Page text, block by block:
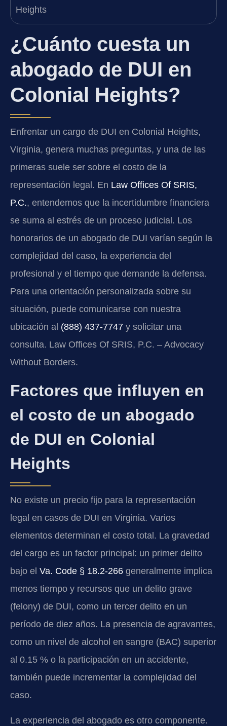
¿Cuánto cuesta un
abogado de DUI en
Colonial Heights?
Enfrentar un cargo de DUI en Colonial Heights,
Virginia, genera muchas preguntas, y una de las
primeras suele ser sobre el costo de la
representación legal. En Law Offices Of SRIS,
P.C., entendemos que la incertidumbre financiera
se suma al estrés de un proceso judicial. Los
honorarios de un abogado de DUI varían según la
complejidad del caso, la experiencia del
profesional y el tiempo que demande la defensa.
Para una orientación personalizada sobre su
situación, puede comunicarse con nuestra
ubicación al (888) 437-7747 y solicitar una
consulta. Law Offices Of SRIS, P.C. – Advocacy
Without Borders.
Factores que influyen en
el costo de un abogado
de DUI en Colonial
Heights
No existe un precio fijo para la representación
legal en casos de DUI en Virginia. Varios
elementos determinan el costo total. La gravedad
del cargo es un factor principal: un primer delito
bajo el Va. Code § 18.2-266 generalmente implica
menos tiempo y recursos que un delito grave
(felony) de DUI, como un tercer delito en un
período de diez años. La presencia de agravantes,
como un nivel de alcohol en sangre (BAC) superior
al 0.15 % o la participación en un accidente,
también puede incrementar la complejidad del
caso.
La experiencia del abogado es otro componente.